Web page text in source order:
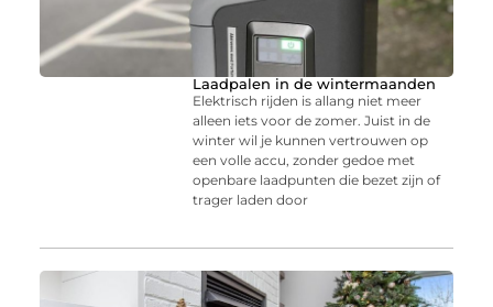
Laadpalen in de wintermaanden
Elektrisch rijden is allang niet meer
alleen iets voor de zomer. Juist in de
winter wil je kunnen vertrouwen op
een volle accu, zonder gedoe met
openbare laadpunten die bezet zijn of
trager laden door